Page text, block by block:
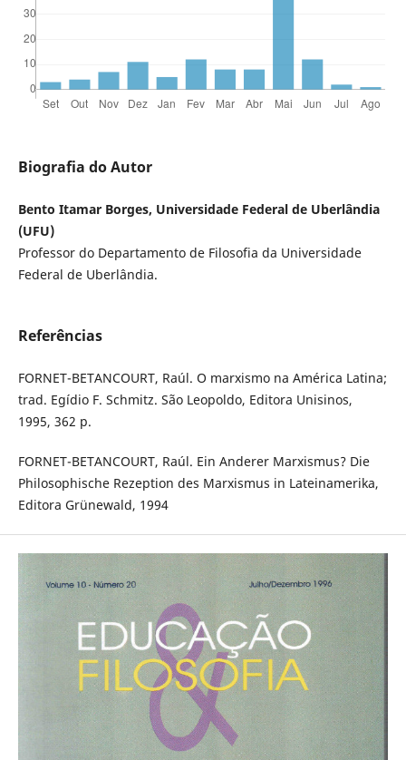
Biografia do Autor
Bento Itamar Borges, Universidade Federal de Uberlândia
(UFU)
Professor do Departamento de Filosofia da Universidade
Federal de Uberlândia.
Referências
FORNET-BETANCOURT, Raúl. O marxismo na América Latina;
trad. Egídio F. Schmitz. São Leopoldo, Editora Unisinos,
1995, 362 p.
FORNET-BETANCOURT, Raúl. Ein Anderer Marxismus? Die
Philosophische Rezeption des Marxismus in Lateinamerika,
Editora Grünewald, 1994